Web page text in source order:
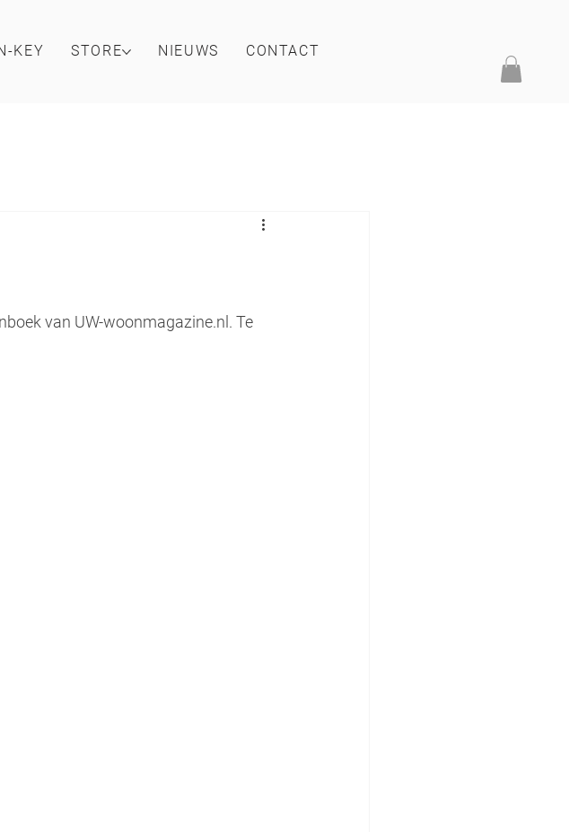
KEY STORE NIEUWS CONTACT
van UW-woonmagazine.nl. Te